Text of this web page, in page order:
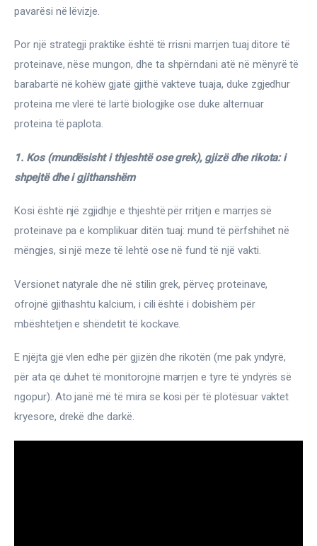
Nena dhe Femija
Okulistike
Onkologji
ORL
Ortopedi dhe Fizioterapi
Pneumologji
Psikologji
Regjim ushqimor
COVID-19
Semundjet e zemres
Të njohim ilaçet/suplementet
pavarësi në lëvizje.
Por një strategji praktike është të rrisni marrjen tuaj ditore të
proteinave, nëse mungon, dhe ta shpërndani atë në mënyrë të
barabartë në kohëw gjatë gjithë vakteve tuaja, duke zgjedhur
proteina me vlerë të lartë biologjike ose duke alternuar
proteina të paplota.
1. Kos (mundësisht i thjeshtë ose grek), gjizë dhe rikota: i
shpejtë dhe i gjithanshëm
Kosi është një zgjidhje e thjeshtë për rritjen e marrjes së
proteinave pa e komplikuar ditën tuaj: mund të përfshihet në
mëngjes, si një meze të lehtë ose në fund të një vakti.
Versionet natyrale dhe në stilin grek, përveç proteinave,
ofrojnë gjithashtu kalcium, i cili është i dobishëm për
mbështetjen e shëndetit të kockave.
E njëjta gjë vlen edhe për gjizën dhe rikotën (me pak yndyrë,
për ata që duhet të monitorojnë marrjen e tyre të yndyrës së
ngopur). Ato janë më të mira se kosi për të plotësuar vaktet
kryesore, drekë dhe darkë.